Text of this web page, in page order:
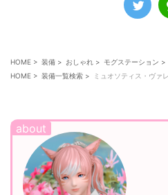
HOME > 装備 > おしゃれ > モグステーション >
HOME > 装備一覧検索 > ミュオソティス・ヴァ